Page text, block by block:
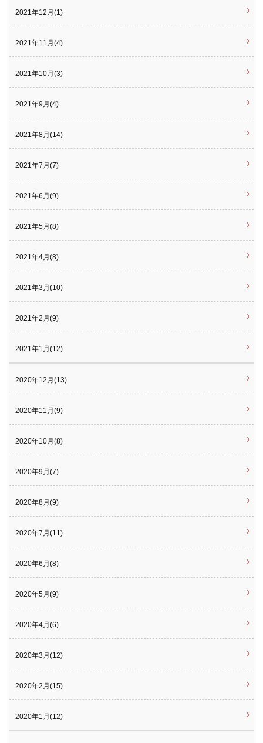
2021年12月(1)
2021年11月(4)
2021年10月(3)
2021年9月(4)
2021年8月(14)
2021年7月(7)
2021年6月(9)
2021年5月(8)
2021年4月(8)
2021年3月(10)
2021年2月(9)
2021年1月(12)
2020年12月(13)
2020年11月(9)
2020年10月(8)
2020年9月(7)
2020年8月(9)
2020年7月(11)
2020年6月(8)
2020年5月(9)
2020年4月(6)
2020年3月(12)
2020年2月(15)
2020年1月(12)